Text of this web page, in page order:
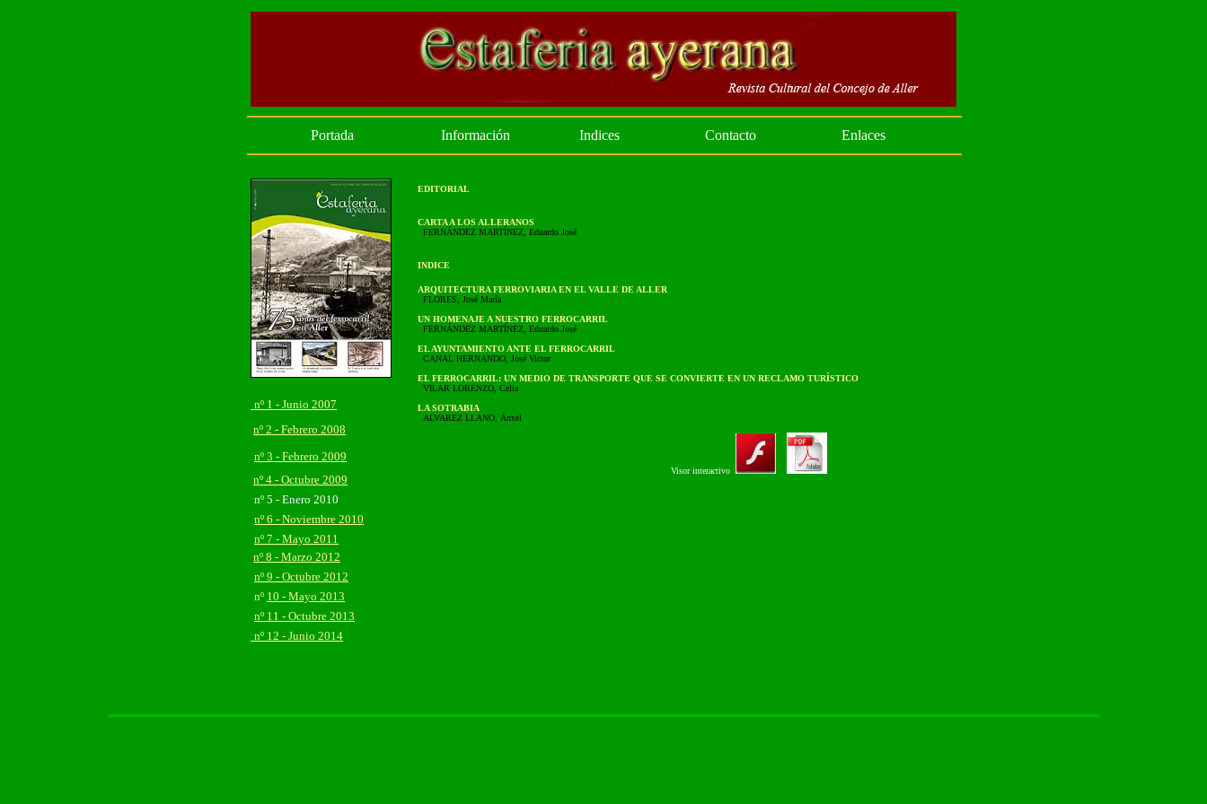
Portada Información Indices Contacto Enlaces
EDITORIAL
CARTA A LOS ALLERANOS
FERNÁNDEZ MARTÍNEZ, Eduardo José
INDICE
ARQUITECTURA FERROVIARIA EN EL VALLE DE ALLER
FLORES, José María
UN HOMENAJE A NUESTRO FERROCARRIL
FERNÁNDEZ MARTÍNEZ, Eduardo José
EL AYUNTAMIENTO ANTE EL FERROCARRIL
CANAL HERNANDO, José Victor
EL FERROCARRIL: UN MEDIO DE TRANSPORTE QUE SE CONVIERTE EN UN RECLAMO TURÍSTICO
VILAR LORENZO, Celia
LA SOTRABIA
ALVAREZ LLANO, Ánxel
Visor interactivo
nº 1 - Junio 2007
nº 2 - Febrero 2008
nº 3 - Febrero 2009
nº 4 - Octubre 2009
nº 5 - Enero 2010
nº 6 - Noviembre 2010
nº 7 - Mayo 2011
nº 8 - Marzo 2012
nº 9 - Octubre 2012
nº 10 - Mayo 2013
nº 11 - Octubre 2013
nº 12 - Junio 2014